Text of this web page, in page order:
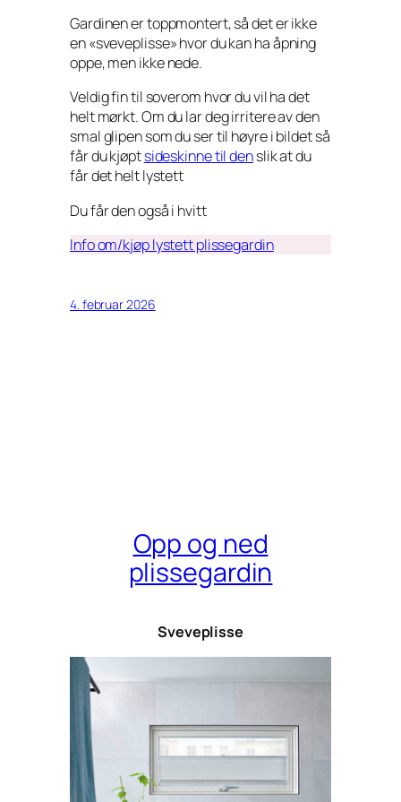
Gardinen er toppmontert, så det er ikke
en «sveveplisse» hvor du kan ha åpning
oppe, men ikke nede.
Veldig fin til soverom hvor du vil ha det
helt mørkt. Om du lar deg irritere av den
smal glipen som du ser til høyre i bildet så
får du kjøptsideskinne til denslik at du
får det helt lystett
Du får den også i hvitt
Info om/kjøp lystett plissegardin
4. februar 2026
Opp og ned
plissegardin
Sveveplisse